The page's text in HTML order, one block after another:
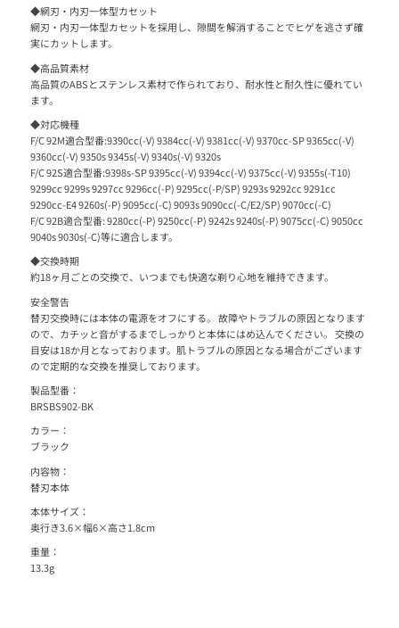
◆網刃・内刃一体型カセット
網刃・内刃一体型カセットを採用し、隙間を解消することでヒゲを逃さず確
実にカットします。
◆高品質素材
高品質のABSとステンレス素材で作られており、耐水性と耐久性に優れてい
ます。
◆対応機種
F/C 92M適合型番:9390cc(-V) 9384cc(-V) 9381cc(-V) 9370cc-SP 9365cc(-V)
9360cc(-V) 9350s 9345s(-V) 9340s(-V) 9320s
F/C 92S適合型番:9398s-SP 9395cc(-V) 9394cc(-V) 9375cc(-V) 9355s(-T10)
9299cc 9299s 9297cc 9296cc(-P) 9295cc(-P/SP) 9293s 9292cc 9291cc
9290cc-E4 9260s(-P) 9095cc(-C) 9093s 9090cc(-C/E2/SP) 9070cc(-C)
F/C 92B適合型番: 9280cc(-P) 9250cc(-P) 9242s 9240s(-P) 9075cc(-C) 9050cc
9040s 9030s(-C)等に適合します。
◆交換時期
約18ヶ月ごとの交換で、いつまでも快適な剃り心地を維持できます。
安全警告
替刃交換時には本体の電源をオフにする。 故障やトラブルの原因となります
ので、カチッと音がするまでしっかりと本体にはめ込んでください。 交換の
目安は18か月となっております。肌トラブルの原因となる場合がございます
ので定期的な交換を推奨しております。
製品型番：
BRSBS902-BK
カラー：
ブラック
内容物：
替刃本体
本体サイズ：
奥行き3.6×幅6×高さ1.8cm
重量：
13.3g